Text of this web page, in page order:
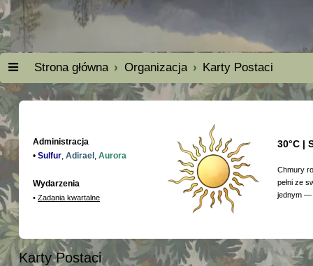
Strona główna Organizacja Karty Postaci
Administracja
• Sulfur, Adirael , Aurora
Wydarzenia
• Zadania kwartalne
30°C |
Chmury
pełni ze
jednym —
Karty Postaci